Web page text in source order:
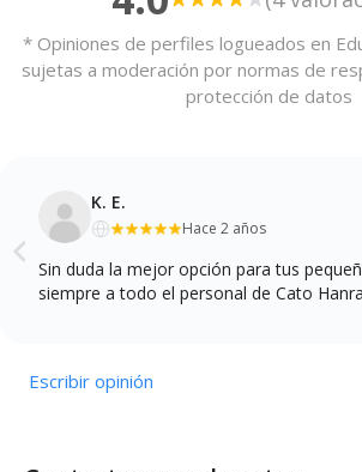
* Opiniones de perfiles logueados en
sujetas a moderación por normas de
protección de datos
K. E.
Hace 2 años
Sin duda la mejor opción para tus
siempre a todo el personal de Cato
Escribir opinión